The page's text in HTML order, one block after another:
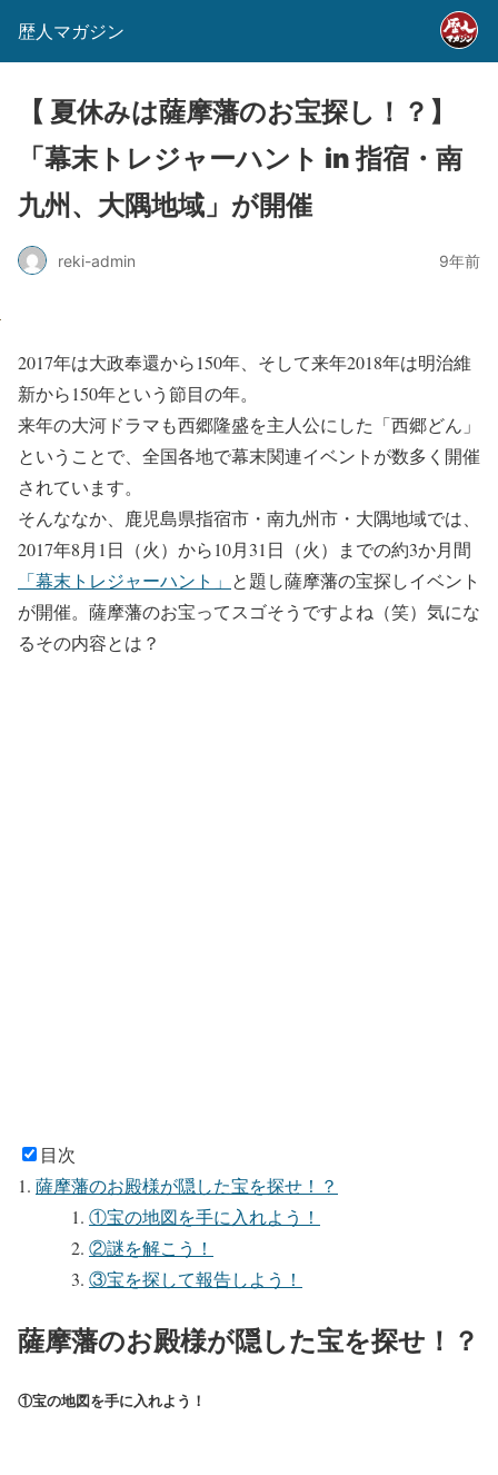
歴人マガジン
【 夏休みは薩摩藩のお宝探し！？】
「幕末トレジャーハント in 指宿・南
九州、⼤隅地域」が開催
reki-admin 9年前
2017年は大政奉還から150年、そして来年2018年は明治維
新から150年という節目の年。
来年の大河ドラマも西郷隆盛を主人公にした「西郷どん」
ということで、全国各地で幕末関連イベントが数多く開催
されています。
そんななか、鹿児島県指宿市・南九州市・大隅地域では、
2017年8月1日（火）から10月31⽇（⽕）までの約3か⽉間
「幕末トレジャーハント」 と題し薩摩藩の宝探しイベント
が開催。薩摩藩のお宝ってスゴそうですよね（笑）気にな
るその内容とは？
目次
薩摩藩のお殿様が隠した宝を探せ！？
①宝の地図を手に入れよう！
②謎を解こう！
③宝を探して報告しよう！
薩摩藩のお殿様が隠した宝を探せ！？
①宝の地図を手に入れよう！